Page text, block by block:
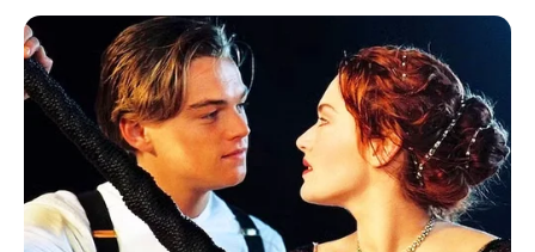
şəhər və rayonlarının sakinlərini qəbul edəcək.
Oxu24.com-a daxil olan məlumata görə, vətəndaşlar
daxili işlər orqanlarının əməkdaşlarının fəaliyyətinə və
Daxili İşlər Nazirliyinin səlahiyyətlərinə aid məsələlərlə
bağlı müraciət etməklə qəbula yazıla bilərlər.
Qəbula gələnlər şəxsiyyət vəsiqəsini təqdim etməlidirlər.
Qeyd edək ki, bu, V. Eyvazovun nazir kimi vətəndaşlarla
ilk görüşüdür.